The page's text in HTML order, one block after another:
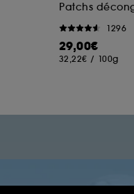
1296
29,00€
32,22€ / 100g